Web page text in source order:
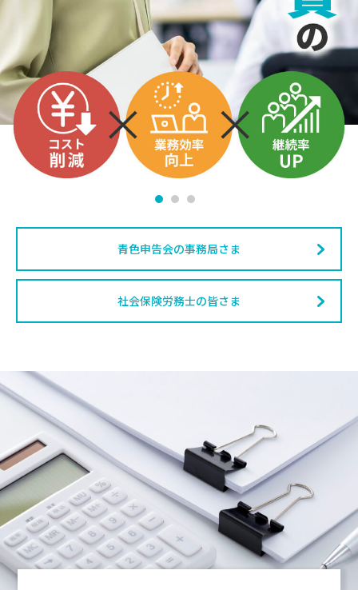
青色申告会の事務局さま
社会保険労務士の皆さま